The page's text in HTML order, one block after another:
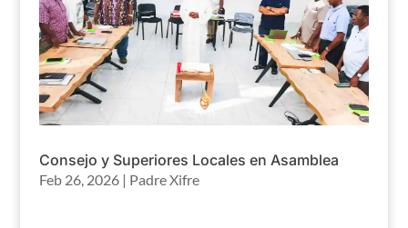
Consejo y Superiores Locales en Asamblea
Feb 26, 2026| Padre Xifre